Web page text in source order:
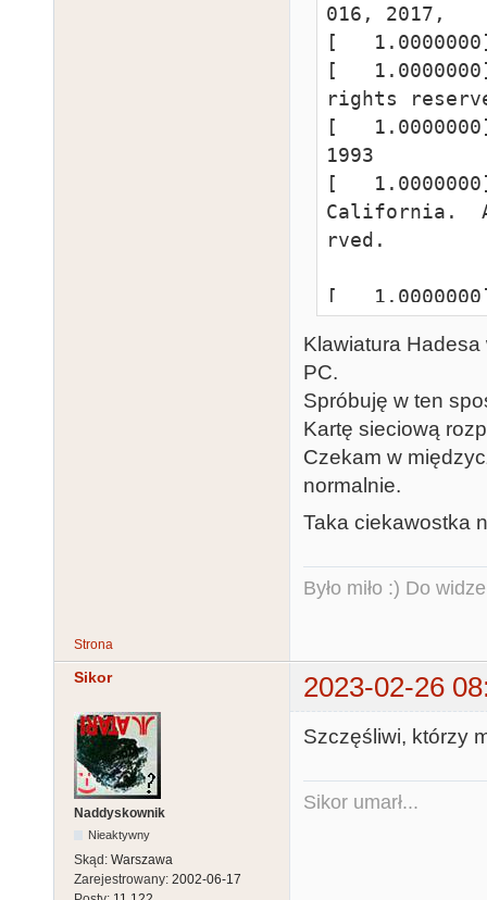
016, 2017,
[
[
rights
[
1993
[
California.
rved.
[
15:30:37 UTC
[
ompile/HADES
[   1.0000000]
[
[
[
timer-A
[
[
[
2 head, 18
[   1.0000050]
MFP1 USART
Klawiatura
PC.
Spróbuję w ten
Kartę sieciową
Czekam w
normalnie.
Taka ciekawostka
Było miło :) Do
Strona
Sikor 2023-02-26
Naddyskownik
Nieaktywny
Skąd: Warszawa
Zarejestrowany: 2002-06-17
Szczęśliwi, którzy
Sikor umarł...